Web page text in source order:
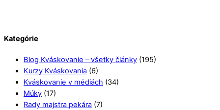
Kategórie
Blog Kváskovanie – všetky články (195)
Kurzy Kváskovania (6)
Kváskovanie v médiách (34)
Múky (17)
Rady majstra pekára (7)